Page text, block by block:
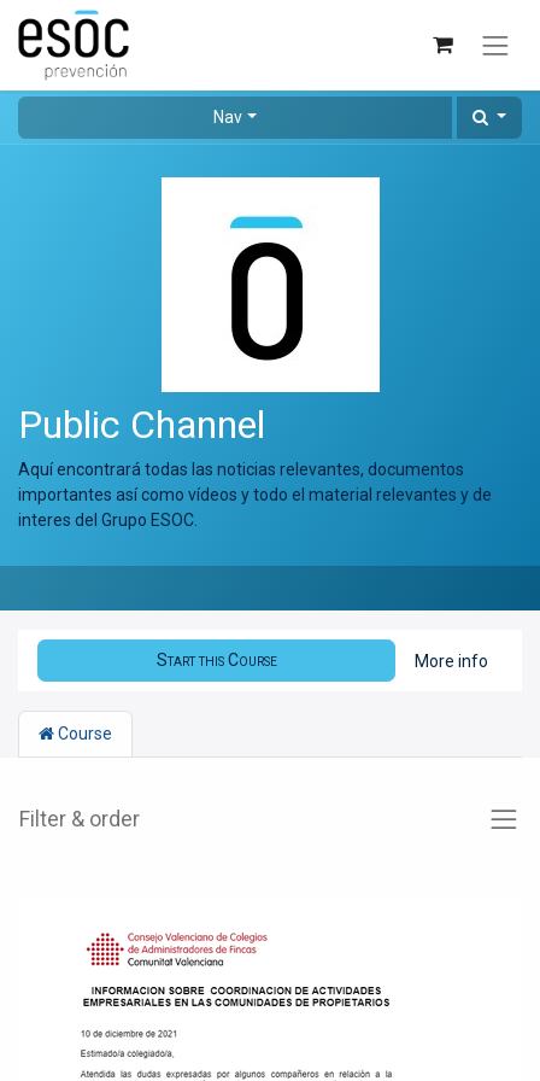
Nav
Public Channel
Aquí encontrará todas las noticias relevantes, documentos
importantes así como vídeos y todo el material relevantes y de
interes del Grupo ESOC.
Start this Course More info
Course
Filter & order